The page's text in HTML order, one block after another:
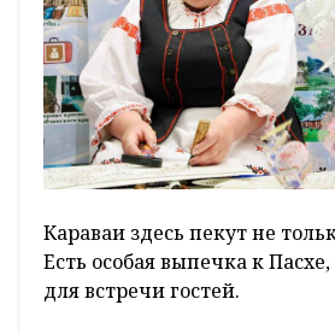
Караваи здесь пекут не
Есть особая выпечка к
для встречи гостей.